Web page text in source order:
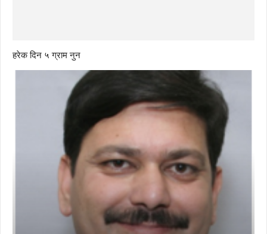
हरेक दिन ५ ग्राम नुन